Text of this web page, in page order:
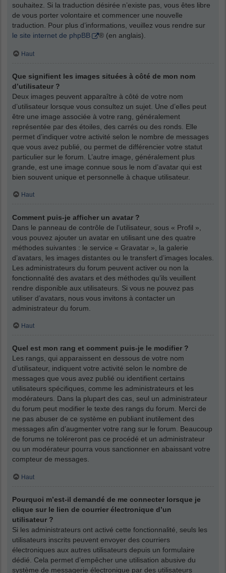
souhaitez. Si la traduction désirée n’existe pas, vous êtes libre
de vous porter volontaire et commencer une nouvelle
traduction. Pour plus d’informations, veuillez vous rendre sur
le site internet de phpBB
® (en anglais).
Haut
Que signifient les images situées à côté de mon nom
d’utilisateur ?
Deux images peuvent apparaître à côté de votre nom
d’utilisateur lorsque vous consultez un sujet. Une d’elles peut
être une image associée à votre rang, généralement
représentée par des étoiles, des carrés ou des ronds. Elle
permet d’indiquer votre activité selon le nombre de messages
que vous avez publié, ou permet de différencier votre statut
particulier sur le forum. L’autre image, généralement plus
grande, est une image connue sous le nom d’avatar qui est
bien souvent unique et personnelle à chaque utilisateur.
Haut
Comment puis-je afficher un avatar ?
Dans le panneau de contrôle de l’utilisateur, sous « Profil »,
vous pouvez ajouter un avatar en utilisant une des quatre
méthodes suivantes : le service « Gravatar », la galerie
d’avatars, les images distantes ou le transfert d’images locales.
Les administrateurs du forum peuvent activer ou non la
fonctionnalité des avatars et des méthodes qu’ils veuillent
rendre disponible aux utilisateurs. Si vous ne pouvez pas
utiliser d’avatars, nous vous invitons à contacter un
administrateur du forum.
Haut
Quel est mon rang et comment puis-je le modifier ?
Les rangs, qui apparaissent en dessous de votre nom
d’utilisateur, indiquent votre activité selon le nombre de
messages que vous avez publié ou identifient certains
utilisateurs spécifiques, comme les administrateurs et les
modérateurs. Dans la plupart des cas, seul un administrateur
du forum peut modifier le texte des rangs du forum. Merci de
ne pas abuser de ce système en publiant inutilement des
messages afin d’augmenter votre rang sur le forum. Beaucoup
de forums ne toléreront pas ce procédé et un administrateur
ou un modérateur pourra vous sanctionner en abaissant votre
compteur de messages.
Haut
Pourquoi m’est-il demandé de me connecter lorsque je
clique sur le lien de courrier électronique d’un
utilisateur ?
Si les administrateurs ont activé cette fonctionnalité, seuls les
utilisateurs inscrits peuvent envoyer des courriers
électroniques aux autres utilisateurs depuis un formulaire
dédié. Cela permet d’empêcher une utilisation abusive du
système de messagerie électronique par des utilisateurs